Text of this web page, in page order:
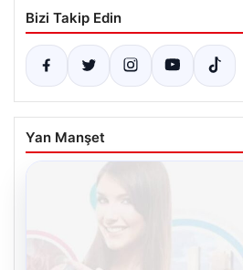
Bizi Takip Edin
Yan Manşet